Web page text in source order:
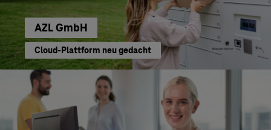
AZL GmbH
Cloud-Plattform neu gedacht